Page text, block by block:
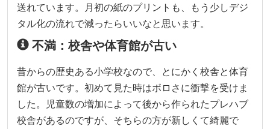
送れています。月初の紙のプリントも、もう少しデジ
タル化の流れで減ったらいいなと思います。
不満：校舎や体育館が古い
昔からの歴史ある小学校なので、とにかく校舎と体育
館が古いです。初めて見た時はボロさに衝撃を受けま
した。児童数の増加によって後から作られたプレハブ
校舎があるのですが、そちらの方が新しくて綺麗で